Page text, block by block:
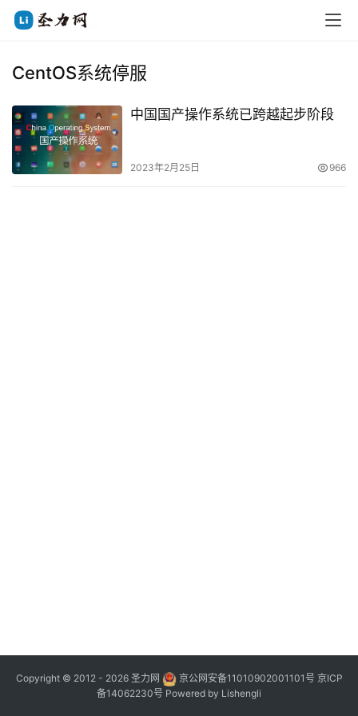
CentOS系统停服
中国国产操作系统已跨越起步阶段
2023年2月25日 966
Copyright © 2012 - 2026 圣力网 京公网安备11010902001101号 京ICP
备14062230号 Powered by Lishengli